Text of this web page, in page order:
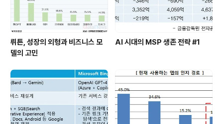
뤼튼, 성장의 외형과 비즈니스 모
델의 고민
AI 시대의 MSP 생존 전략 #1